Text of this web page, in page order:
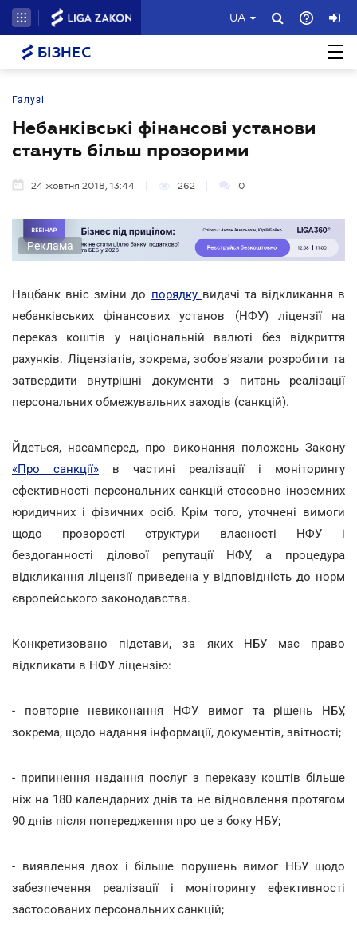
UA
БІЗНЕС
Галузі
Небанківські фінансові установи
стануть більш прозорими
24 жовтня 2018, 13:44 262 0
Реклама
Нацбанк вніс зміни до порядку видачі та відкликання в
небанківських фінансових установ (НФУ) ліцензії на
переказ коштів у національній валюті без відкриття
рахунків. Ліцензіатів, зокрема, зобов'язали розробити та
затвердити внутрішні документи з питань реалізації
персональних обмежувальних заходів (санкцій).
Йдеться, насамперед, про виконання положень Закону
«Про санкції» в частині реалізації і моніторингу
ефективності персональних санкцій стосовно іноземних
юридичних і фізичних осіб. Крім того, уточнені вимоги
щодо прозорості структури власності НФУ і
бездоганності ділової репутації НФУ, а процедура
відкликання ліцензії приведена у відповідність до норм
європейського законодавства.
Конкретизовано підстави, за яких НБУ має право
відкликати в НФУ ліцензію:
- повторне невиконання НФУ вимог та рішень НБУ,
зокрема, щодо надання інформації, документів, звітності;
- припинення надання послуг з переказу коштів більше
ніж на 180 календарних днів та не відновлення протягом
90 днів після попередження про це з боку НБУ;
- виявлення двох і більше порушень вимог НБУ щодо
забезпечення реалізації і моніторингу ефективності
застосованих персональних санкцій;